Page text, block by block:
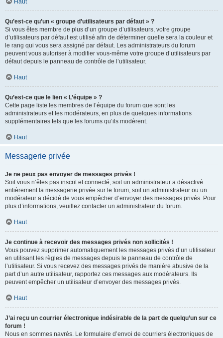
Haut
Qu’est-ce qu’un « groupe d’utilisateurs par défaut » ?
Si vous êtes membre de plus d’un groupe d’utilisateurs, votre groupe
d’utilisateurs par défaut est utilisé afin de déterminer quelle sera la couleur et
le rang qui vous sera assigné par défaut. Les administrateurs du forum
peuvent vous autoriser à modifier vous-même votre groupe d’utilisateurs par
défaut depuis le panneau de contrôle de l’utilisateur.
Haut
Qu’est-ce que le lien « L’équipe » ?
Cette page liste les membres de l’équipe du forum que sont les
administrateurs et les modérateurs, en plus de quelques informations
supplémentaires tels que les forums qu’ils modèrent.
Haut
Messagerie privée
Je ne peux pas envoyer de messages privés !
Soit vous n’êtes pas inscrit et connecté, soit un administrateur a désactivé
entièrement la messagerie privée sur le forum, soit un administrateur ou un
modérateur a décidé de vous empêcher d’envoyer des messages privés. Pour
plus d’informations, veuillez contacter un administrateur du forum.
Haut
Je continue à recevoir des messages privés non sollicités !
Vous pouvez supprimer automatiquement les messages privés d’un utilisateur
en utilisant les règles de messages depuis le panneau de contrôle de
l’utilisateur. Si vous recevez des messages privés de manière abusive de la
part d’un autre utilisateur, rapportez ces messages aux modérateurs. Ils
peuvent empêcher un utilisateur d’envoyer des messages privés.
Haut
J’ai reçu un courrier électronique indésirable de la part de quelqu’un sur ce
forum !
Nous en sommes navrés. Le formulaire d’envoi de courriers électroniques de